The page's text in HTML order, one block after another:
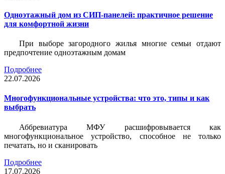
Одноэтажный дом из СИП-панелей: практичное решение
для комфортной жизни
При выборе загородного жилья многие семьи отдают
предпочтение одноэтажным домам
Подробнее
22.07.2026
Многофункциональные устройства: что это, типы и как
выбрать
Аббревиатура МФУ расшифровывается как
многофункциональное устройство, способное не только
печатать, но и сканировать
Подробнее
17.07.2026